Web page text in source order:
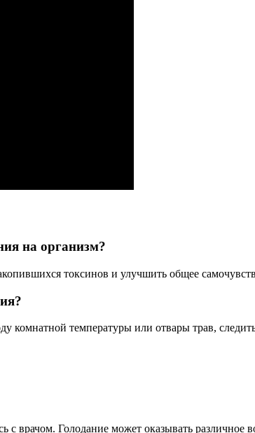
на организм?
токсинов и улучшить общее
комнатной температуры или отвары трав,
врачом. Голодание может оказывать различное